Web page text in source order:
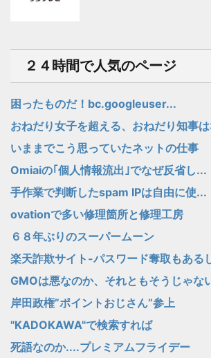
２４時間で人気のページ
困ったものだ！bc.googleuser...
おねだり女子を超える、おねだり知事
いままでこう思っていたネットの仕事
Omiaiの｢個人情報流出｣でなぜ反省し...
手作業で判断したspam IPは自由に使...
ovationで多い修理箇所と修理工房
６８年ぶりのスーパームーン
楽天詐欺サイト-パスワード奪取もある
GMOは悪なのか、それともそうじゃな
岸田政権”ポイントおじさん”参上
"KADOKAWA"で検索すれば
死語なのか....プレミアムフライデー